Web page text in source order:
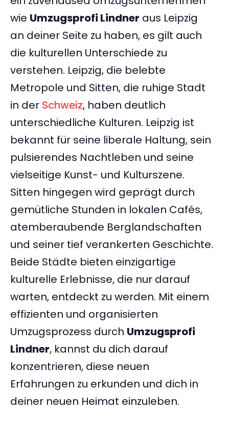
wie Umzugsprofi Lindner aus Leipzig
an deiner Seite zu haben, es gilt auch
die kulturellen Unterschiede zu
verstehen. Leipzig, die belebte
Metropole und Sitten, die ruhige Stadt
in der Schweiz, haben deutlich
unterschiedliche Kulturen. Leipzig ist
bekannt für seine liberale Haltung, sein
pulsierendes Nachtleben und seine
vielseitige Kunst- und Kulturszene.
Sitten hingegen wird geprägt durch
gemütliche Stunden in lokalen Cafés,
atemberaubende Berglandschaften
und seiner tief verankerten Geschichte.
Beide Städte bieten einzigartige
kulturelle Erlebnisse, die nur darauf
warten, entdeckt zu werden. Mit einem
effizienten und organisierten
Umzugsprozess durch Umzugsprofi
Lindner, kannst du dich darauf
konzentrieren, diese neuen
Erfahrungen zu erkunden und dich in
deiner neuen Heimat einzuleben.